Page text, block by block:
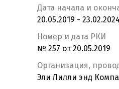
Дата начала и
20.05.2019 - 23.02.2024
Номер и дата РКИ
№ 257 от 20.05.2019
Организация,
Эли Лилли энд